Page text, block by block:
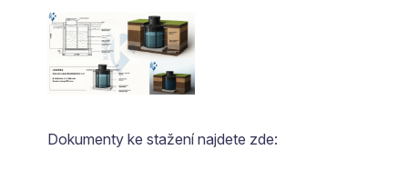
Dokumenty ke stažení najdete zde: